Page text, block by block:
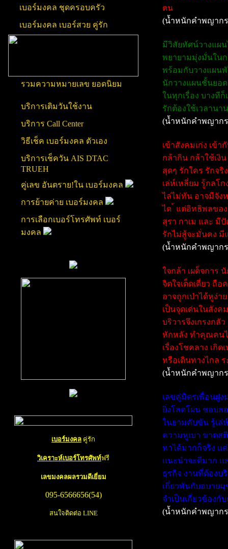
เบอร์มงคล ชุดครอบครัว
เบอร์มงคล เบอร์สวย คู่รัก
รวมความหมายเลข ยอดนิยม
บริการเติมวันใช้งาน
บริการ Call Center
วิธีเช็ค เบอร์มงคล ตัวเอง
บริการเช็ควัน AIS DTAC
TRUEH
คู่เลข อันตราย!ใน เบอร์มงคล
การย้ายค่าย เบอร์มงคล
การเลือกเบอร์โทรศัพท์ เบอร์
มงคล
เบอร์มงคล คู่รัก
วิเคราะห์เบอร์โทรศัพท์ฟรี
เลขมงคลผลรวมดีเยี่ยม
095-6566656(54)
สนใจติดต่อ LINE
ตน
(น้ำหนักคำพญาก
มีวิสัยทัศน์วางแผน
พยายามมุ่งมั่นในก
พร้อมกับวางแผน
นักวางแผนชั้นยอ
ในทุกเรื่อง บางที
รักต้องใช้เวลาน
(น้ำหนักคำพญาก
เข้าสังคมเก่ง เข้
กล้ากิน กล้าใช้เงิ
สุดๆ รักใคร รักจริ
เล่ห์เหลี่ยม รู้กลโ
ไล่ไม่ทัน อาจมีจัง
ได ้ แต่อิทธิพลของ
สุรา กาเม และ มี
รักไม่สู้จะมั่นคง มี
(น้ำหนักคำพญาก
ใจกล้า เผด็จการ
จิตใจเด็ดเดี่ยว ถื
อาจถูกเป่าได้หูง่า
เป็นจุดเด่นในสังค
บริวารจึงเกรงกลั
หักหลัง ทำคุณคนไ
เรื่องโชคลาง เกิ
หรือเดินทางไกล
(น้ำหนักคำพญาก
เลขคู่มิตรเพื่อนฝูง
ยิ่งโลดโผน ชอบล
ในยามคับขัน รู้เล่
ความหูเบา ขาดส
หาได้มากก็จริง แ
แนะนำจะดีมาก แ
ธุรกิจ งานที่ต้องบ
เกี่ยวพันกับอบาย
จำเป็นเกี่ยวข้องกั
(น้ำหนักคำพญาก